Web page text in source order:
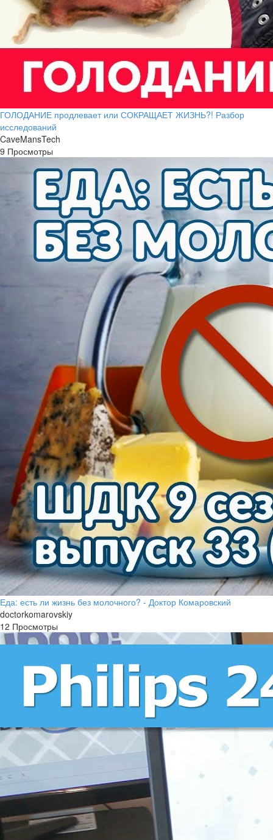
ГОЛОДАНИЕ продлевает или СОКРАЩАЕТ ЖИЗНЬ?! Разбор
исследований
CaveMansTech
9 Просмотры
Еда: есть ли жизнь без молочного? - Доктор Комаровский
doctorkomarovskiy
12 Просмотры